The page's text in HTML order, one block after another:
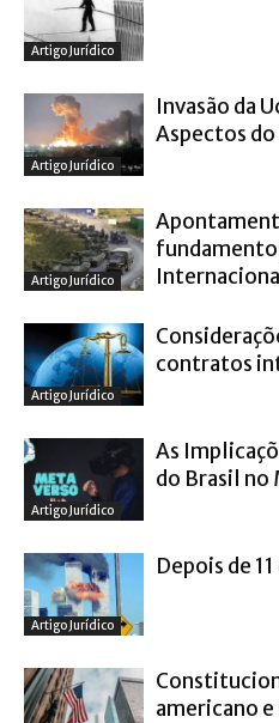
Artigo Jurídico
Artigo Jurídico
Invasão da
Aspectos
Artigo Jurídico
Artigo Jurídico
contratos
Artigo Jurídico
As
do Brasil no
Artigo Jurídico
Depois de
americano e